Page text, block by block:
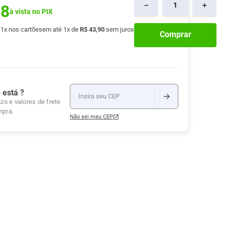
Umedecidas
Tiras para Teste
Ver Tudo
Ver Tudo
Esponjas
à vista no PIX
1x nos cartõesem até 1x de R$ 43,90 sem juros
＋
－
Comprar
está ?
e valores de frete
Não sei meu CEP